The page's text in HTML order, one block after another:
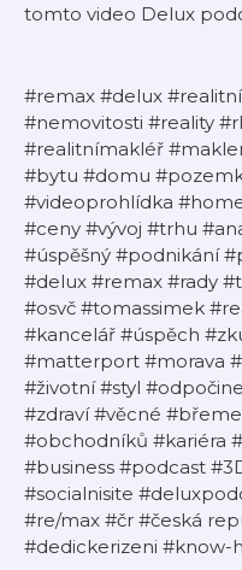
tomto video Delux
#remax #delux
#nemovitosti #reality
#realitnímakléř
#bytu #domu
#videoprohlídka
#ceny #vývoj #trhu
#úspěšný #podnikání
#delux #remax #rady
#osvč #tomassimek
#kancelář #úspěch
#matterport #morava
#životní #styl
#zdraví #věcné
#obchodníků #kariéra
#business #podcast
#socialnisite
#re/max #čr #česká
#dedickerizeni #know-